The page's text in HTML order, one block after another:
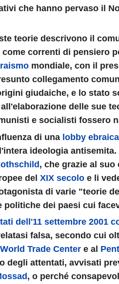
FUNZIONI
che hanno pervaso il
teorie descrivono il
come correnti di pensiero
mondiale, con il
collegamento
giudaiche, e lo stato
delle sue
e socialisti fossero
di una lobby ebraica
ideologia
, che grazie al
del XIX secolo e li
di varie "teorie
politiche dei paesi cui
dell'11 settembre 2001
falsa, secondo cui
World Trade Center e al
degli attentati, avvisati
, o perché